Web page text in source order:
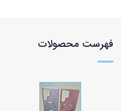
فهرست محصولات